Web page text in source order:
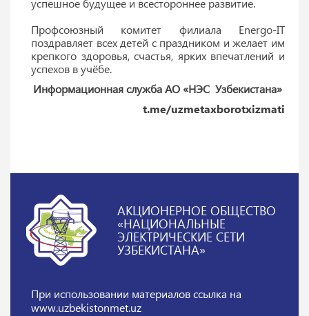
Профсоюзный комитет филиала Energo-IT
поздравляет всех детей с праздником и желает им
крепкого здоровья, счастья, ярких впечатлений и
успехов в учёбе.
Информационная служба АО «НЭС Узбекистана»
t.me/uzmetaxborotxizmati
АКЦИОНЕРНОЕ ОБЩЕСТВО
«НАЦИОНАЛЬНЫЕ
ЭЛЕКТРИЧЕСКИЕ СЕТИ
УЗБЕКИСТАНА»
При использовании материаловссылка на
www.uzbekistonmet.uz